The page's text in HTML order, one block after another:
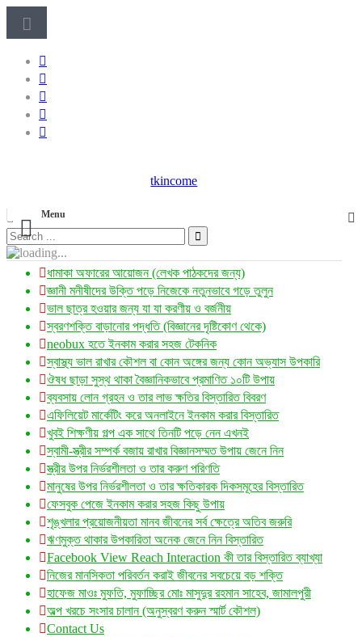
tkincome
Menu
ধামাকা অফারের আয়োজন (লেখক পাঠকদের জন্য)
জ্ঞানী মনীষীদের উক্তি পড়ে নিজেকে নতুনভাবে গড়ে তুলুন
ভাল ছাত্র হওয়ার জন্য যা যা করণীয় ও বর্জনীয়
স্বরণশক্তি বাড়ানোর পদ্ধতি (বিজ্ঞানের দৃষ্টিকোণ থেকে)
neobux হতে ইনকাম করার সহজ টেকনিক
স্বাস্থ্য ভাল রাখার কৌশল বা কোন অঙ্গের জন্য কোন অভ্যাস উপকারি
ঔষধ ছাড়া সুস্থ থাকা বৈজ্ঞানিকভাবে প্রমাণিত ১০টি উপায়
ব্যবসায় লোন গ্রহন ও তার লাভ ক্ষতির বিস্তারিত বিবরণ
এফিলিয়েট মার্কেটিং করে অনলাইনে ইনকাম করার বিস্তারিত
খুবই শিক্ষণীয় গল্প এক সাথে তিনটি পড়ে নেন এখনই
স্বামী-স্ত্রীর সম্পর্ক বজায় রাখার বিজ্ঞানসম্মত উপায় জেনে নিন
স্ত্রীর উপর নির্ভরশীলতা ও তার করুণ পরিণতি
মানুষের উপর নির্ভরশীলতা ও তার ক্ষতিকারক দিকসমূহের বিস্তারিত
ফেসবুক পেজে ইনকাম করার সহজ কিছু উপায়
শৃঙ্খলার প্রয়োজনীয়তা মানব জীবনের সর্ব ক্ষেত্রে অতিব জরুরি
ঋণমুক্ত থাকার উপকারিতা অনেক জেনে নিন বিস্তারিত
Facebook View Reach Interaction কী তার বিস্তারিত ব্যাখ্যা
নিজের মানসিকতা পরিবর্তন করাই জীবনের সবচেয়ে বড় শক্তি
হাফেজ মাওঃ মুফতি, মুফাচ্ছির মোঃ মাসুদুর রহমান সাহেব, জামালপুরী
অল্প খরচে সংসার চালান (অনুস্বরণ করুন স্মার্ট কৌশল)
Contact Us